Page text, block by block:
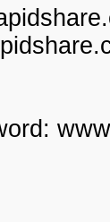
http://
(http://